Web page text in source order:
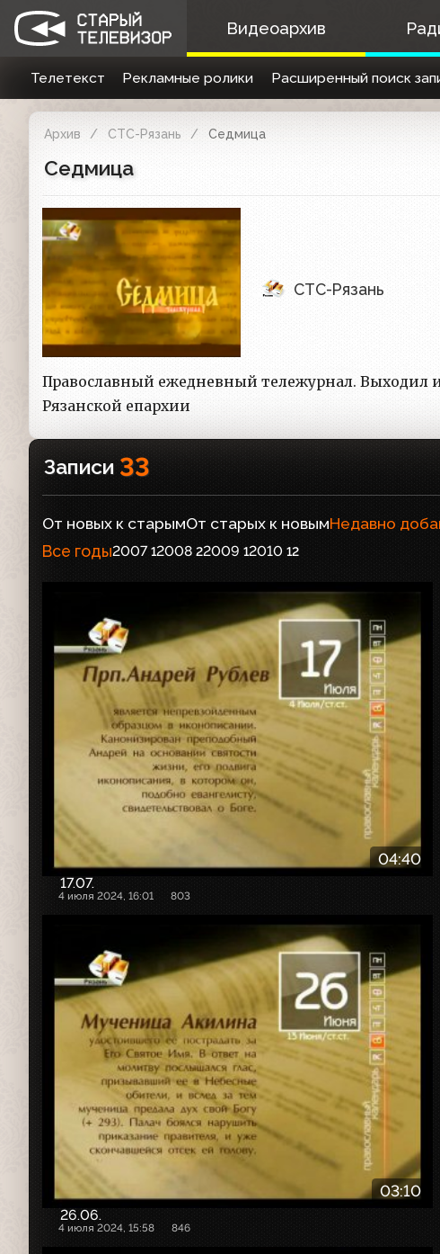
Видеоархив
Телетекст Рекламные ролики Расширенный поиск
Архив СТС-Рязань Седмица
Седмица
СТС-Рязань
Православный ежедневный тележурнал. Выходил
Рязанской епархии
Записи 33
От новых к старымОт старых к новымНедавно
Все годы2007 12008 22009 12010 12
04:40
17.07.
4 июля 2024, 16:01 803
03:10
26.06.
4 июля 2024, 15:58 846